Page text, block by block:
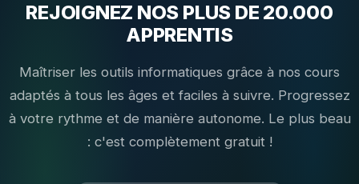
REJOIGNEZ NOS PLUS DE 20.000
APPRENTIS
Maîtriser les outils informatiques grâce à nos cours
adaptés à tous les âges et faciles à suivre. Progressez
à votre rythme et de manière autonome. Le plus beau
: c'est complètement gratuit !